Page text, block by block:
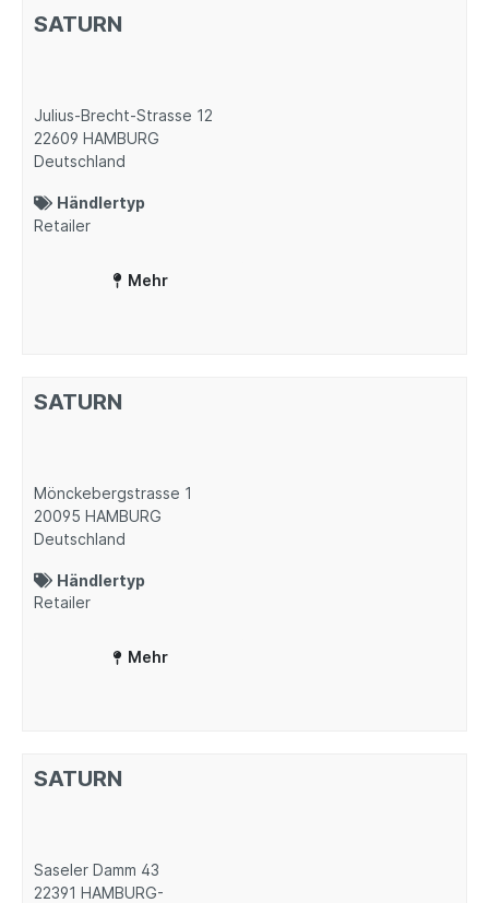
SATURN
Julius-Brecht-Strasse 12
22609 HAMBURG
Deutschland
Händlertyp
Retailer
Mehr
SATURN
Mönckebergstrasse 1
20095 HAMBURG
Deutschland
Händlertyp
Retailer
Mehr
SATURN
Saseler Damm 43
22391 HAMBURG-